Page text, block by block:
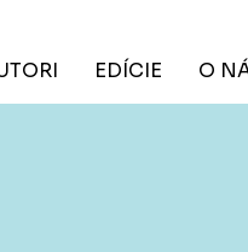
EDÍCIE O